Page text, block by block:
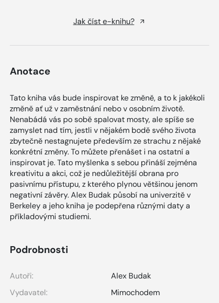
Jak číst e-knihu?
Anotace
Tato kniha vás bude inspirovat ke změně, a to k jakékoli
změně ať už v zaměstnání nebo v osobním životě.
Nenabádá vás po sobě spalovat mosty, ale spíše se
zamyslet nad tím, jestli v nějakém bodě svého života
zbytečně nestagnujete především ze strachu z nějaké
konkrétní změny. To můžete přenášet i na ostatní a
inspirovat je. Tato myšlenka s sebou přináší zejména
kreativitu a akci, což je nedůležitější obrana pro
pasivnímu přístupu, z kterého plynou většinou jenom
negativní závěry. Alex Budak působí na univerzitě v
Berkeley a jeho kniha je podepřena různými daty a
příkladovými studiemi.
Podrobnosti
Autoři:
Alex Budak
Vydavatel:
Mimochodem